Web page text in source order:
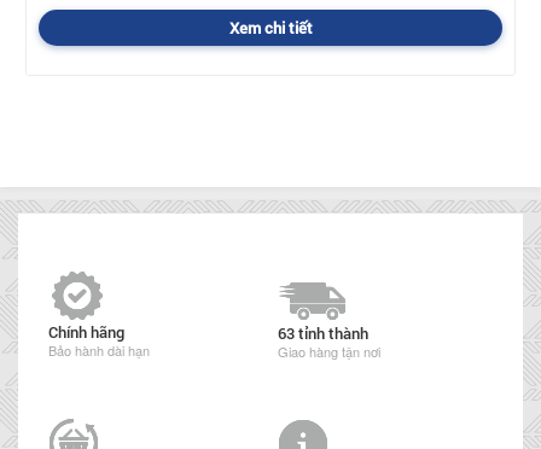
Xem chi tiết
Chính hãng
Bảo hành dài hạn
63 tỉnh thành
Giao hàng tận nơi